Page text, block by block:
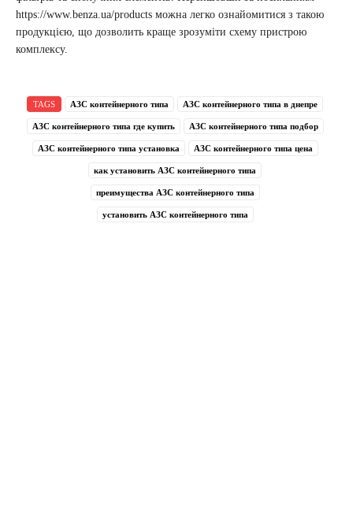
https://www.benza.ua/products можна легко ознайомитися з такою
продукцією, що дозволить краще зрозуміти схему пристрою
комплексу.
TAGS АЗС контейнерного типа АЗС контейнерного типа в днепре
АЗС контейнерного типа где купить АЗС контейнерного типа подбор
АЗС контейнерного типа установка АЗС контейнерного типа цена
как установить АЗС контейнерного типа
преимущества АЗС контейнерного типа
установить АЗС контейнерного типа